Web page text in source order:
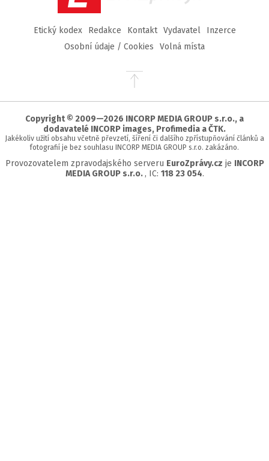
Etický kodex Redakce Kontakt Vydavatel
Inzerce
Osobní údaje / Cookies
Volná místa
Přejít
stránky
Copyright © 2009—2026 INCORP MEDIA GROUP s.r.o., a
dodavatelé INCORP images, Profimedia a ČTK.
Jakékoliv užití obsahu včetně převzetí, šíření či dalšího zpřístupňování článků a
fotografií je bez souhlasu INCORP MEDIA GROUP s.r.o. zakázáno.
Provozovatelem zpravodajského serveru EuroZprávy.cz je INCORP
MEDIA GROUP s.r.o., IC: 118 23 054.